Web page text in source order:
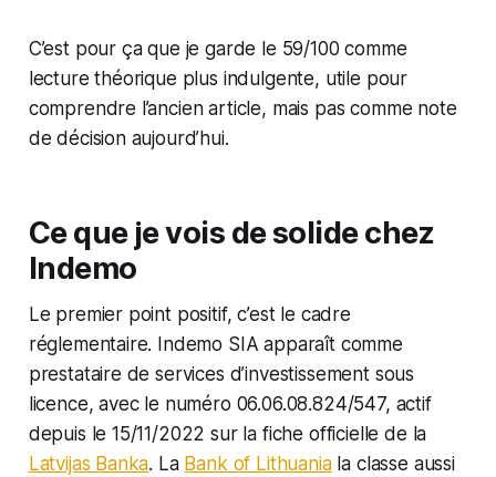
C’est pour ça que je garde le 59/100 comme
lecture théorique plus indulgente, utile pour
comprendre l’ancien article, mais pas comme note
de décision aujourd’hui.
Ce que je vois de solide chez
Indemo
Le premier point positif, c’est le cadre
réglementaire. Indemo SIA apparaît comme
prestataire de services d’investissement sous
licence, avec le numéro 06.06.08.824/547, actif
depuis le 15/11/2022 sur la fiche officielle de la
Latvijas Banka. La Bank of Lithuaniala classe aussi